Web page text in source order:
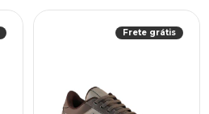
Frete grátis